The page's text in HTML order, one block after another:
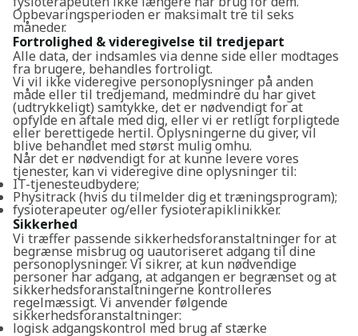
Opbevaringsperioden er maksimalt tre til seks
måneder.
Fortrolighed & videregivelse til tredjepart
Alle data, der indsamles via denne side eller modtages
fra brugere, behandles fortroligt.
Vi vil ikke videregive personoplysninger på anden
måde eller til tredjemand, medmindre du har givet
(udtrykkeligt) samtykke, det er nødvendigt for at
opfylde en aftale med dig, eller vi er retligt forpligtede
eller berettigede hertil. Oplysningerne du giver, vil
blive behandlet med størst mulig omhu.
Når det er nødvendigt for at kunne levere vores
tjenester, kan vi videregive dine oplysninger til:
IT-tjenesteudbydere;
Physitrack (hvis du tilmelder dig et træningsprogram);
fysioterapeuter og/eller fysioterapiklinikker.
Sikkerhed
Vi træffer passende sikkerhedsforanstaltninger for at
begrænse misbrug og uautoriseret adgang til dine
personoplysninger. Vi sikrer, at kun nødvendige
personer har adgang, at adgangen er begrænset og at
sikkerhedsforanstaltningerne kontrolleres
regelmæssigt. Vi anvender følgende
sikkerhedsforanstaltninger:
logisk adgangskontrol med brug af stærke